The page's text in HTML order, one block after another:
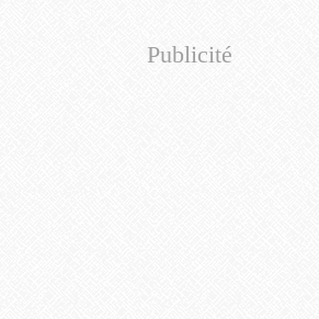
Publicité